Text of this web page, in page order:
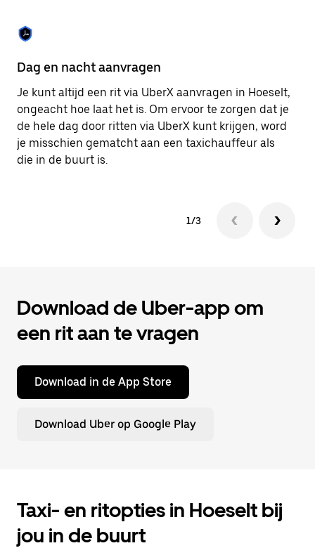
sluiten.
Dag en nacht aanvragen
Je kunt altijd een rit via UberX aanvragen in Hoeselt,
ongeacht hoe laat het is. Om ervoor te zorgen dat je
de hele dag door ritten via UberX kunt krijgen, word
je misschien gematcht aan een taxichauffeur als
die in de buurt is.
1/3
Download de Uber-app om
een rit aan te vragen
Download in de App Store
Download Uber op Google Play
Taxi- en ritopties in Hoeselt bij
jou in de buurt